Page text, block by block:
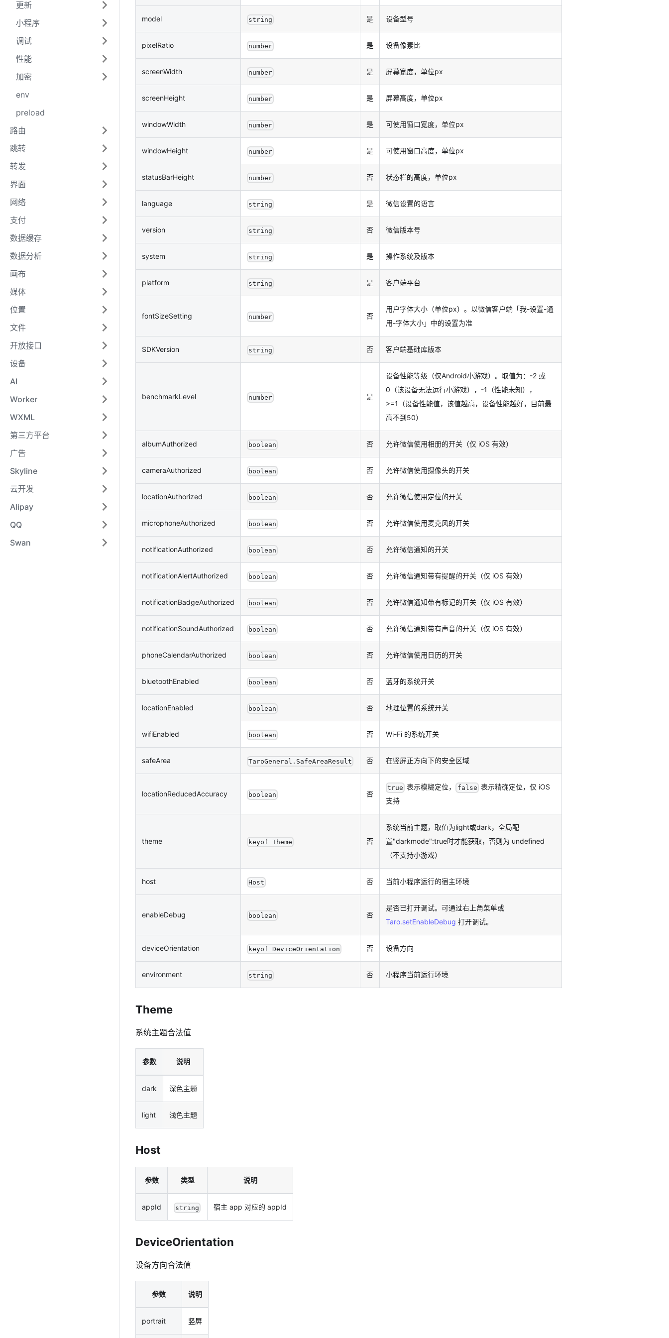
更新
小程序
调试
性能
加密
env
preload
路由
跳转
转发
界面
网络
支付
数据缓存
数据分析
画布
媒体
位置
文件
开放接口
设备
AI
Worker
WXML
第三方平台
广告
Skyline
云开发
Alipay
QQ
Swan
model string 是 设备型号
pixelRatio number 是 设备像素比
screenWidth number 是 屏幕宽度，单位px
screenHeight number 是 屏幕高度，单位px
windowWidth number 是 可使用窗口宽度，单位px
windowHeight number 是 可使用窗口高度，单位px
statusBarHeight number 否 状态栏的高度，单位px
language string 是 微信设置的语言
version string 否 微信版本号
system string 是 操作系统及版本
platform string 是 客户端平台
fontSizeSetting number 否
用户字体大小（单位px）。以微信客户端「我-设置-通
用-字体大小」中的设置为准
SDKVersion string 否 客户端基础库版本
benchmarkLevel number 是
设备性能等级（仅Android小游戏）。取值为：-2 或
0（该设备无法运行小游戏），-1（性能未知），
>=1（设备性能值，该值越高，设备性能越好，目前最
高不到50）
albumAuthorized boolean 否 允许微信使用相册的开关（仅 iOS 有效）
cameraAuthorized boolean 否 允许微信使用摄像头的开关
locationAuthorized boolean 否 允许微信使用定位的开关
microphoneAuthorized boolean 否 允许微信使用麦克风的开关
notificationAuthorized boolean 否 允许微信通知的开关
notificationAlertAuthorized boolean 否 允许微信通知带有提醒的开关（仅 iOS 有效）
notificationBadgeAuthorized boolean 否 允许微信通知带有标记的开关（仅 iOS 有效）
notificationSoundAuthorized boolean 否 允许微信通知带有声音的开关（仅 iOS 有效）
phoneCalendarAuthorized boolean 否 允许微信使用日历的开关
bluetoothEnabled boolean 否 蓝牙的系统开关
locationEnabled boolean 否 地理位置的系统开关
wifiEnabled boolean 否 Wi-Fi 的系统开关
safeArea TaroGeneral.SafeAreaResult 否 在竖屏正方向下的安全区域
locationReducedAccuracy boolean 否
true 表示模糊定位， false 表示精确定位，仅 iOS
支持
theme keyof Theme 否
系统当前主题，取值为light或dark，全局配
置"darkmode":true时才能获取，否则为 undefined
（不支持小游戏）
host Host 否 当前小程序运行的宿主环境
enableDebug boolean 否
是否已打开调试。可通过右上角菜单或
Taro.setEnableDebug 打开调试。
deviceOrientation keyof DeviceOrientation 否 设备方向
environment string 否 小程序当前运行环境
Theme
系统主题合法值
参数 说明
dark 深色主题
light 浅色主题
Host
参数 类型 说明
appId string 宿主 app 对应的 appId
DeviceOrientation
设备方向合法值
参数 说明
portrait 竖屏